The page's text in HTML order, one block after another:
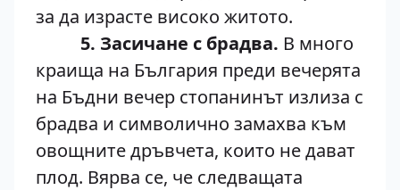
за да израсте високо житото.
5. Засичане с брадва. В много
краища на България преди вечерята
на Бъдни вечер стопанинът излиза с
брадва и символично замахва към
овощните дръвчета, които не дават
плод. Вярва се, че следващата